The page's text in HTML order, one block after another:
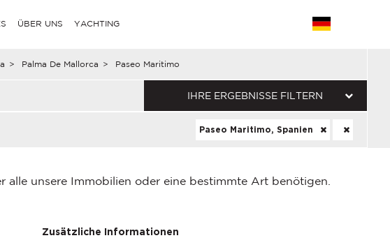
ÜBER UNS YACHTING
> Palma De Mallorca > Paseo Maritimo
IHRE ERGEBNISSE FILTERN
Paseo Maritimo, Spanien
alle unsere Immobilien oder eine bestimmte Art benötigen.
Zusätzliche Informationen